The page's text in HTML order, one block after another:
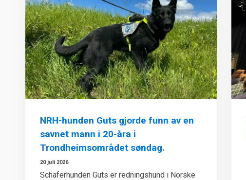
NRH-hunden Guts gjorde funn av en
savnet mann i 20-åra i
Trondheimsområdet søndag.
20 juli 2026
Schäferhunden Guts er redningshund i Norske